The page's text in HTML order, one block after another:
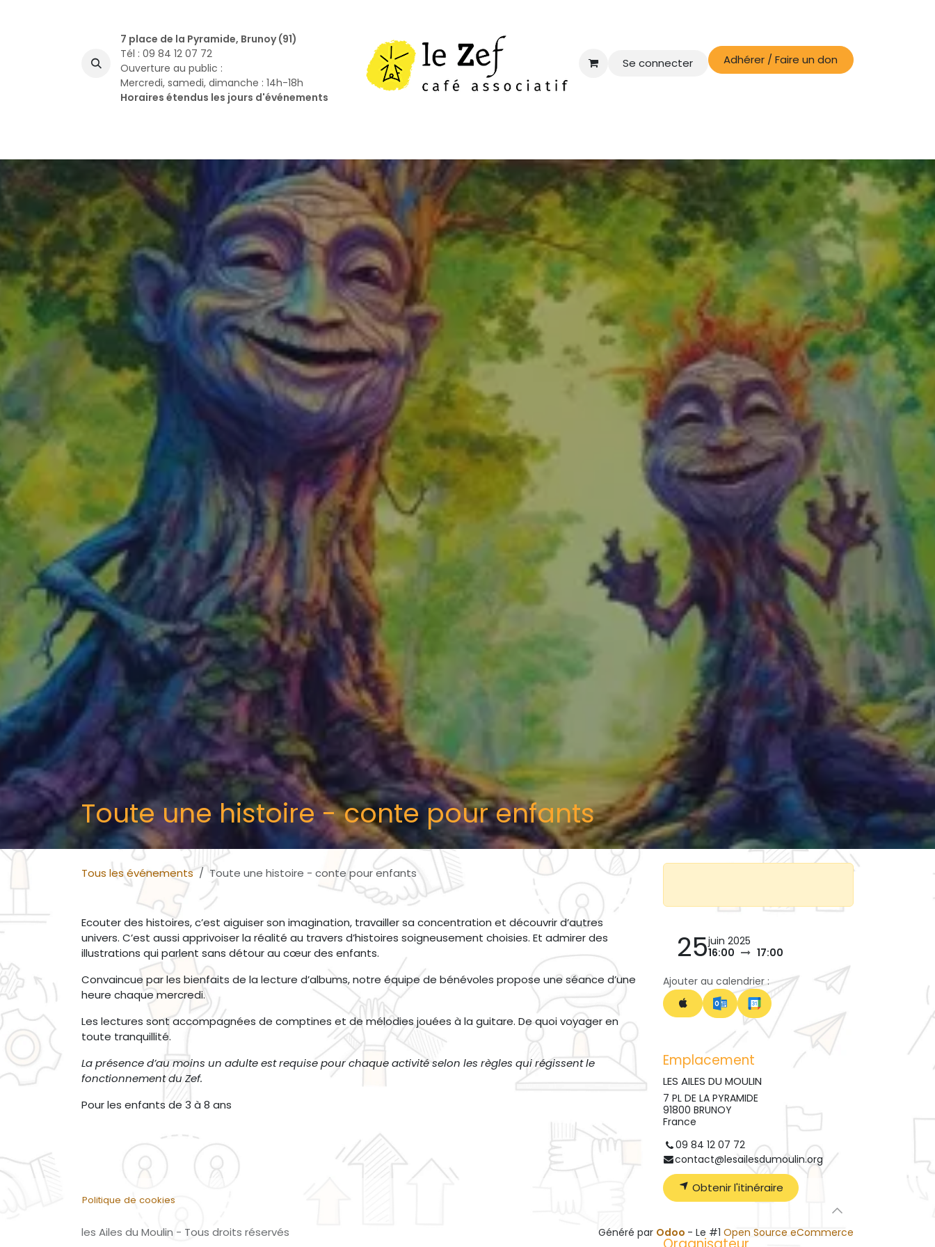
7 place de la Pyramide, Brunoy (91)
Tél : 09 84 12 07 72
Ouverture au public :
Mercredi, samedi, dimanche : 14h-18h
Horaires étendus les jours d'événements
Se connecter Adhérer / Faire un don
Toute une histoire - conte pour enfants
Tous les événements Toute une histoire - conte pour enfants
Ecouter des histoires, c’est aiguiser son imagination, travailler sa concentration et découvrir d’autres
univers. C’est aussi apprivoiser la réalité au travers d’histoires soigneusement choisies. Et admirer des
illustrations qui parlent sans détour au cœur des enfants.
Convaincue par les bienfaits de la lecture d’albums, notre équipe de bénévoles propose une séance d’une
heure chaque mercredi.
Les lectures sont accompagnées de comptines et de mélodies jouées à la guitare. De quoi voyager en
toute tranquillité.
La présence d’au moins un adulte est requise pour chaque activité selon les règles qui régissent le
fonctionnement du Zef.
Pour les enfants de 3 à 8 ans
25juin 2025
16:00
17:00
Ajouter au calendrier :
Emplacement
LES AILES DU MOULIN
7 PL DE LA PYRAMIDE
91800 BRUNOY
France
09 84 12 07 72
contact@lesailesdumoulin.org
Obtenir l'itinéraire
Politique de cookies
les Ailes du Moulin - Tous droits réservés Généré par Odoo - Le #1 Open Source eCommerce